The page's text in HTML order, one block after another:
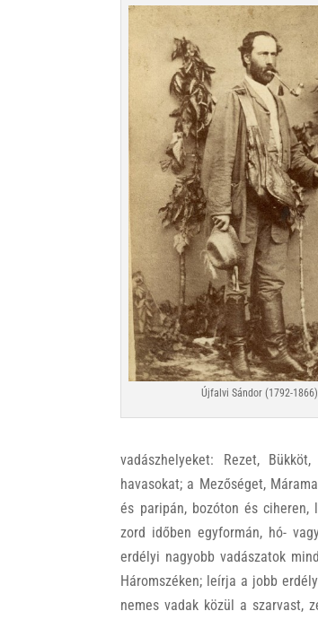
Újfalvi Sándor (1792-1866)
vadászhelyeket: Rezet,
havasokat; a Mezőséget,
és paripán, bozóton és ciheren,
zord időben egyformán, hó-
erdélyi nagyobb vadászatok
Háromszéken; leírja a jobb
nemes vadak közül a szarvast,